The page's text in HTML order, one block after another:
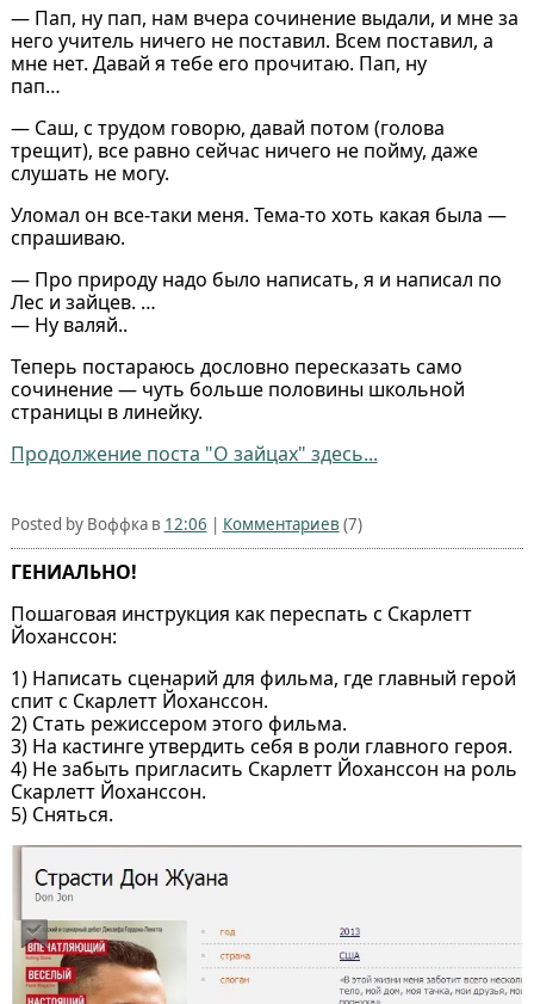
— Пап, ну пап, нам вчера сочинение выдали, и мне за
него учитель ничего не поставил. Всем поставил, а
мне нет. Давай я тебе его прочитаю. Пап, ну
пап…
— Саш, с трудом говорю, давай потом (голова
трещит), все равно сейчас ничего не пойму, даже
слушать не могу.
Уломал он все-таки меня. Тема-то хоть какая была —
спрашиваю.
— Про природу надо было написать, я и написал по
Лес и зайцев. …
— Ну валяй..
Теперь постараюсь дословно пересказать само
сочинение — чуть больше половины школьной
страницы в линейку.
Продолжение поста "О зайцах" здесь...
Posted by Воффка в 12:06 | Комментариев (7)
ГЕНИАЛЬНО!
Пошаговая инструкция как переспать с Скарлетт
Йоханссон:
1) Написать сценарий для фильма, где главный герой
спит с Скарлетт Йоханссон.
2) Стать режиссером этого фильма.
3) На кастинге утвердить себя в роли главного героя.
4) Не забыть пригласить Скарлетт Йоханссон на роль
Скарлетт Йоханссон.
5) Сняться.